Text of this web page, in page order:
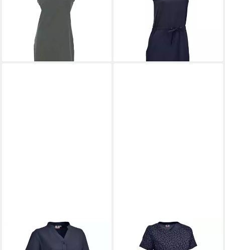
UVP 79,95 €
lieferbar - in 3-4 Werktagen bei dir lieferbar - in 3-4 Werktagen bei dir
MAUL SPORT®
2-in-1-Kleid Kleid Lignano
MAUL SPORT®
2-in-1-Kleid Kleid Alplersee